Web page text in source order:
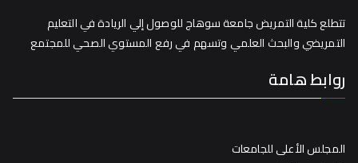
تتطلع كلية التمريض جامعة سوهاج للوصول إلي الريادة في التعليم
التمريضي والبحث العلمي وتسهم في رفع المستوي الصحي للمجتمع
روابط هامة
المجلس الأعلى للجامعات